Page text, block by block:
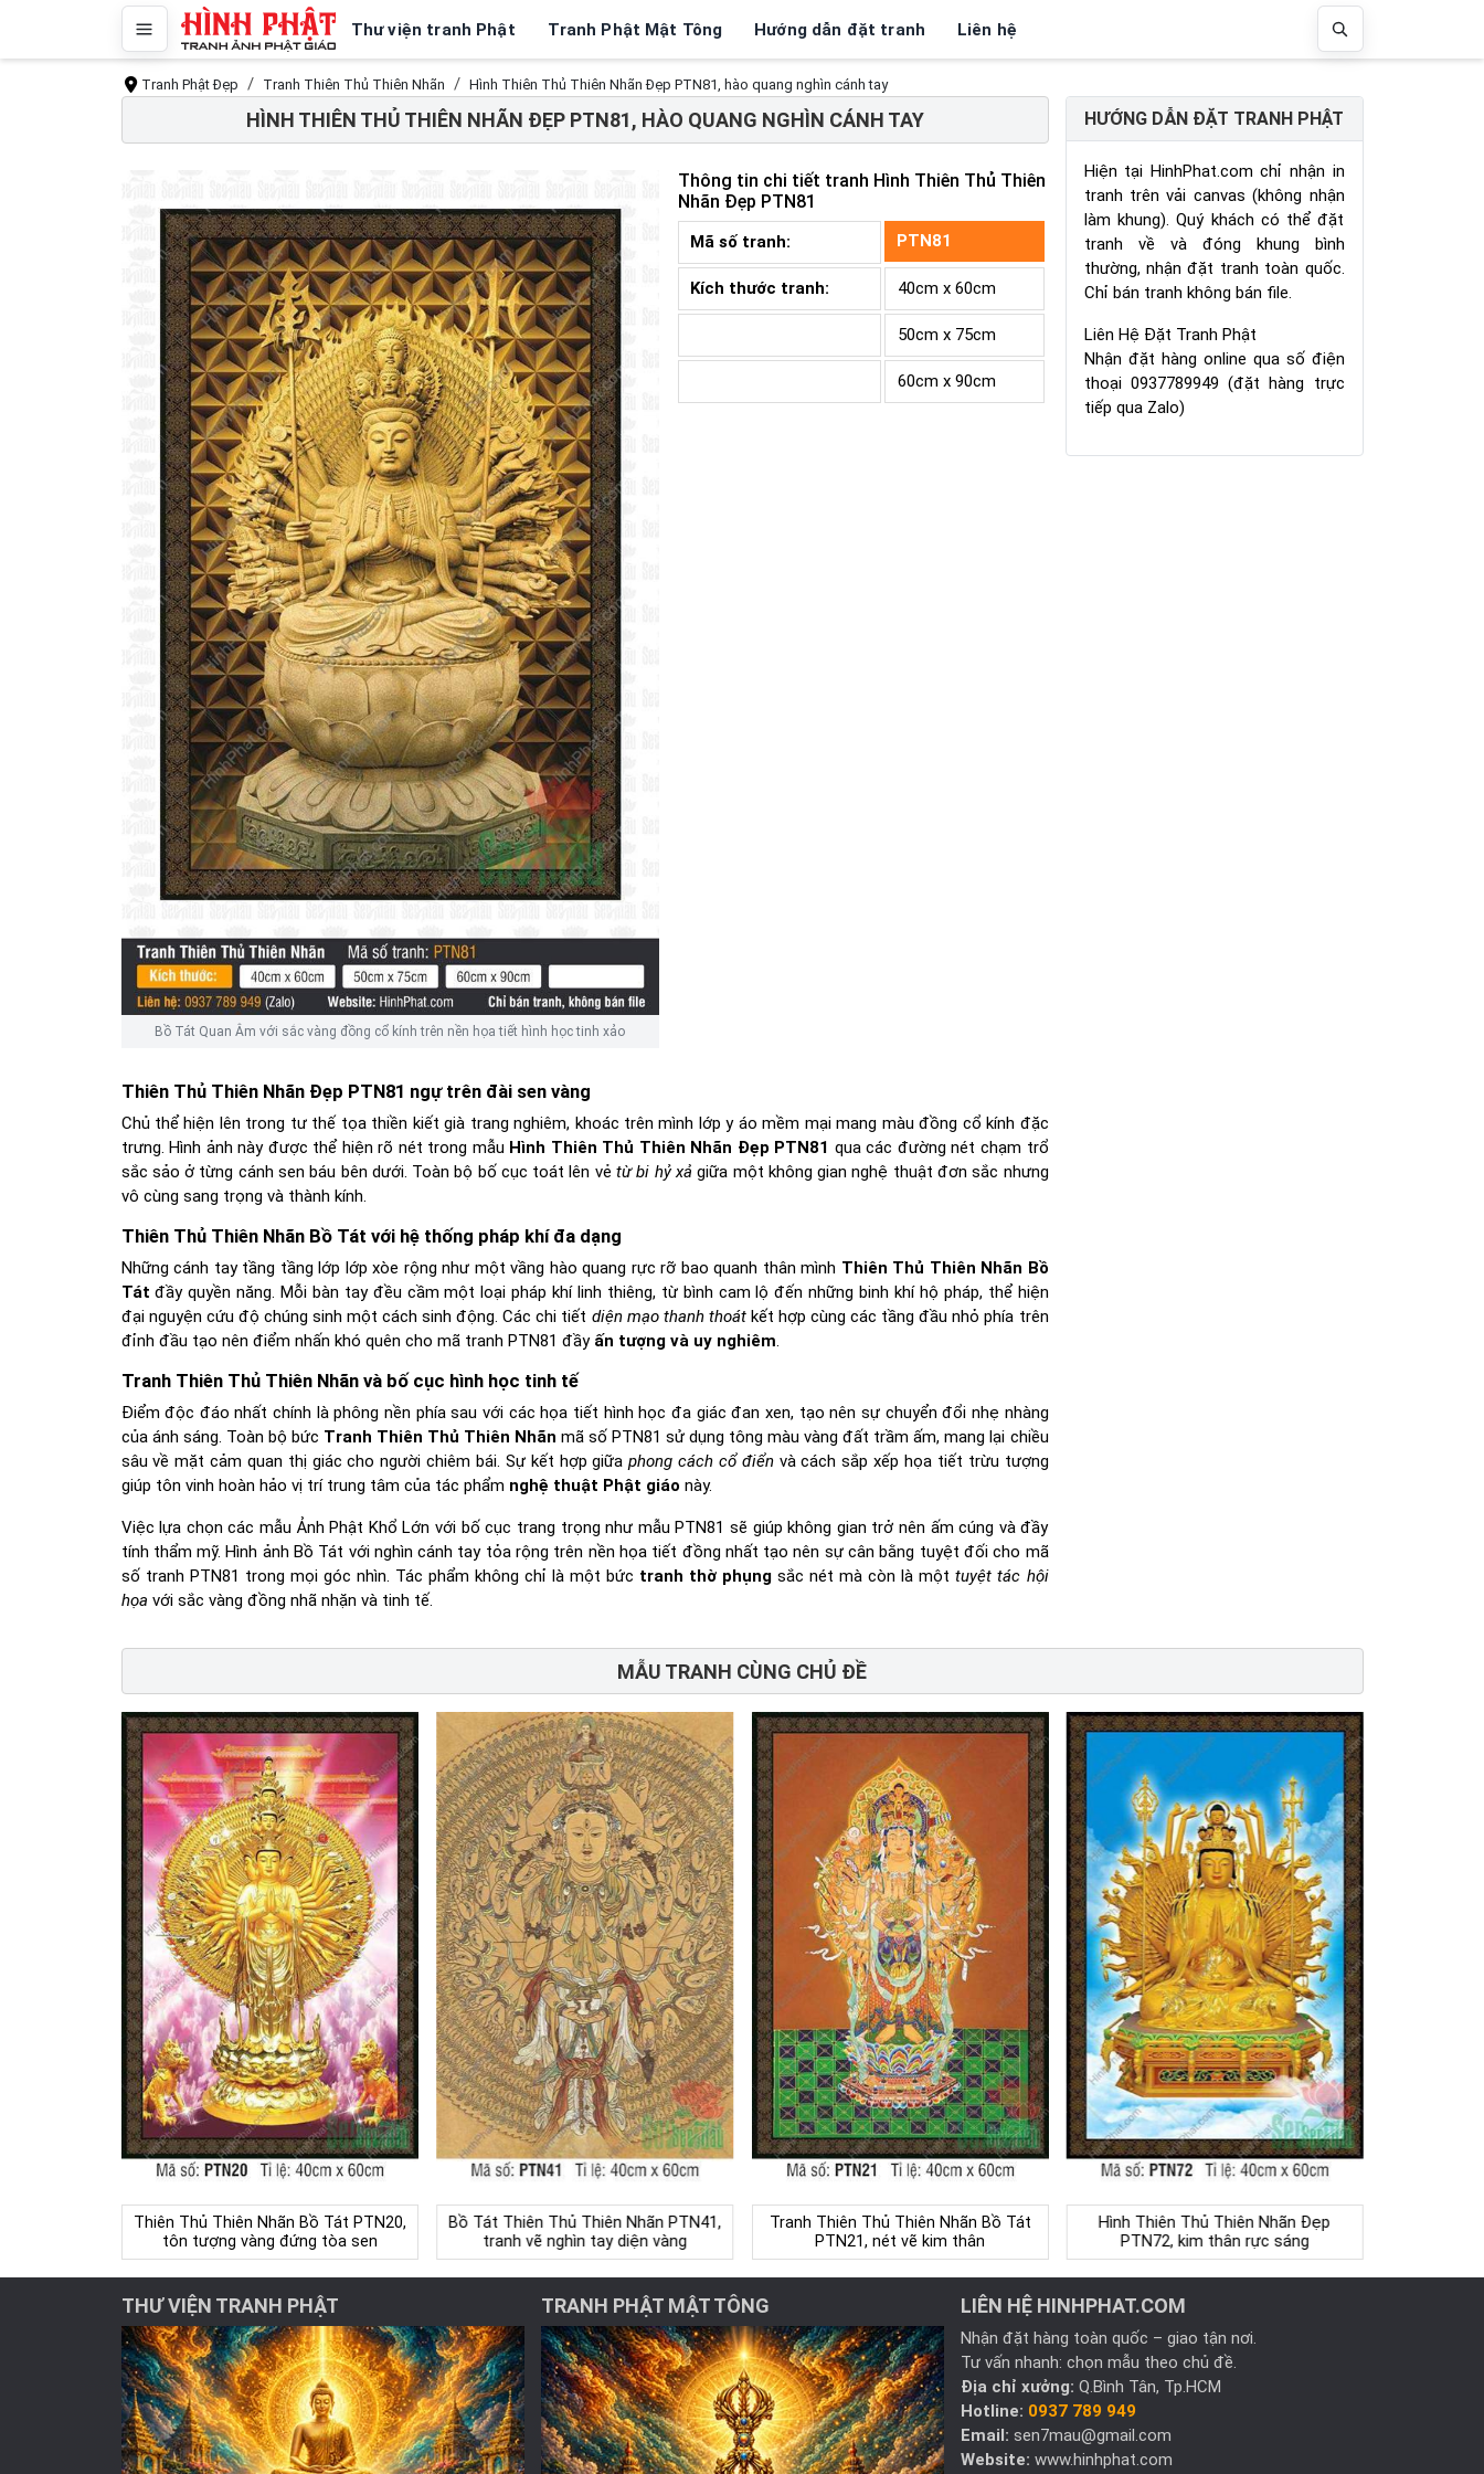
Thư viện tranh Phật Tranh Phật Mật Tông Hướng dẫn đặt tranh Liên hệ
Tranh Phật Đẹp Tranh Thiên Thủ Thiên Nhãn Hình Thiên Thủ Thiên Nhãn Đẹp PTN81, hào quang nghìn cánh tay
HÌNH THIÊN THỦ THIÊN NHÃN ĐẸP PTN81, HÀO QUANG NGHÌN CÁNH TAY
Bồ Tát Quan Âm với sắc vàng đồng cổ kính trên nền họa tiết hình học tinh xảo
Thông tin chi tiết tranh Hình Thiên Thủ Thiên
Nhãn Đẹp PTN81
Mã số tranh: PTN81
Kích thước tranh: 40cm x 60cm
50cm x 75cm
60cm x 90cm
Thiên Thủ Thiên Nhãn Đẹp PTN81 ngự trên đài sen vàng
Chủ thể hiện lên trong tư thế tọa thiền kiết già trang nghiêm, khoác trên mình lớp y áo mềm mại mang màu đồng cổ kính đặc
trưng. Hình ảnh này được thể hiện rõ nét trong mẫu Hình Thiên Thủ Thiên Nhãn Đẹp PTN81 qua các đường nét chạm trổ
sắc sảo ở từng cánh sen báu bên dưới. Toàn bộ bố cục toát lên vẻtừ bi hỷ xả giữa một không gian nghệ thuật đơn sắc nhưng
vô cùng sang trọng và thành kính.
Thiên Thủ Thiên Nhãn Bồ Tát với hệ thống pháp khí đa dạng
Những cánh tay tầng tầng lớp lớp xòe rộng như một vầng hào quang rực rỡ bao quanh thân mình Thiên Thủ Thiên Nhãn Bồ
Tát đầy quyền năng. Mỗi bàn tay đều cầm một loại pháp khí linh thiêng, từ bình cam lộ đến những binh khí hộ pháp, thể hiện
đại nguyện cứu độ chúng sinh một cách sinh động. Các chi tiết diện mạo thanh thoátkết hợp cùng các tầng đầu nhỏ phía trên
đỉnh đầu tạo nên điểm nhấn khó quên cho mã tranh PTN81 đầy ấn tượng và uy nghiêm.
Tranh Thiên Thủ Thiên Nhãn và bố cục hình học tinh tế
Điểm độc đáo nhất chính là phông nền phía sau với các họa tiết hình học đa giác đan xen, tạo nên sự chuyển đổi nhẹ nhàng
của ánh sáng. Toàn bộ bức Tranh Thiên Thủ Thiên Nhãn mã số PTN81 sử dụng tông màu vàng đất trầm ấm, mang lại chiều
sâu về mặt cảm quan thị giác cho người chiêm bái. Sự kết hợp giữaphong cách cổ điểnvà cách sắp xếp họa tiết trừu tượng
giúp tôn vinh hoàn hảo vị trí trung tâm của tác phẩm nghệ thuật Phật giáo này.
Việc lựa chọn các mẫu Ảnh Phật Khổ Lớn với bố cục trang trọng như mẫu PTN81 sẽ giúp không gian trở nên ấm cúng và đầy
tính thẩm mỹ. Hình ảnh Bồ Tát với nghìn cánh tay tỏa rộng trên nền họa tiết đồng nhất tạo nên sự cân bằng tuyệt đối cho mã
số tranh PTN81 trong mọi góc nhìn. Tác phẩm không chỉ là một bức tranh thờ phụng sắc nét mà còn là mộttuyệt tác hội
họa với sắc vàng đồng nhã nhặn và tinh tế.
HƯỚNG DẪN ĐẶT TRANH PHẬT
Hiện tại HinhPhat.com chỉ nhận in
tranh trên vải canvas (không nhận
làm khung). Quý khách có thể đặt
tranh về và đóng khung bình
thường, nhận đặt tranh toàn quốc.
Chỉ bán tranh không bán file.
Liên Hệ Đặt Tranh Phật
Nhận đặt hàng online qua số điện
thoại 0937789949 (đặt hàng trực
tiếp qua Zalo)
MẪU TRANH CÙNG CHỦ ĐỀ
Thiên Thủ Thiên Nhãn Bồ Tát PTN20,
tôn tượng vàng đứng tòa sen
Bồ Tát Thiên Thủ Thiên Nhãn PTN41,
tranh vẽ nghìn tay diện vàng
Tranh Thiên Thủ Thiên Nhãn Bồ Tát
PTN21, nét vẽ kim thân
Hình Thiên Thủ Thiên Nhãn Đẹp
PTN72, kim thân rực sáng
THƯ VIỆN TRANH PHẬT TRANH PHẬT MẬT TÔNG LIÊN HỆ HINHPHAT.COM
Nhận đặt hàng toàn quốc – giao tận nơi.
Tư vấn nhanh: chọn mẫu theo chủ đề.
Địa chỉ xưởng: Q.Bình Tân, Tp.HCM
Hotline: 0937 789 949
Email: sen7mau@gmail.com
Website: www.hinhphat.com